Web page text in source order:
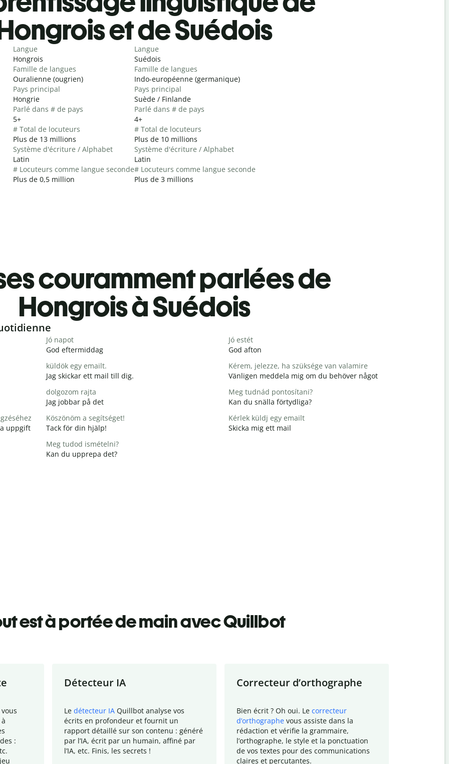
et de Suédois
Langue
Hongrois
Famille de langues
Ouralienne (ougrien)
Pays principal
Hongrie
Parlé dans # de pays
5+
# Total de locuteurs
Plus de 13 millions
Système d'écriture / Alphabet
Latin
# Locuteurs comme langue seconde
Plus de 0,5 million
Langue
Suédois
Famille de langues
Indo-européenne (germanique)
Pays principal
Suède / Finlande
Parlé dans # de pays
4+
# Total de locuteurs
Plus de 10 millions
Système d'écriture / Alphabet
Latin
# Locuteurs comme langue seconde
Plus de 3 millions
couramment parlées de
Hongrois à Suédois
Jó napot
God eftermiddag
Jó estét
God afton
küldök egy emailt.
Jag skickar ett mail till dig.
Kérem, jelezze, ha szüksége van valamire
Vänligen meddela mig om du behöver något
dolgozom rajta
Jag jobbar på det
Meg tudnád pontosítani?
Kan du snälla förtydliga?
uppgift
Köszönöm a segítséget!
Tack för din hjälp!
Kérlek küldj egy emailt
Skicka mig ett mail
Meg tudod ismételni?
Kan du upprepa det?
est à portée de main avec Quillbot
:
Détecteur IA
Le détecteur IA Quillbot analyse vos
écrits en profondeur et fournit un
rapport détaillé sur son contenu : généré
par l’IA, écrit par un humain, affiné par
l’IA, etc. Finis, les secrets !
Correcteur d’orthographe
Bien écrit ? Oh oui. Le correcteur
d’orthographe vous assiste dans la
rédaction et vérifie la grammaire,
l’orthographe, le style et la ponctuation
de vos textes pour des communications
claires et percutantes.